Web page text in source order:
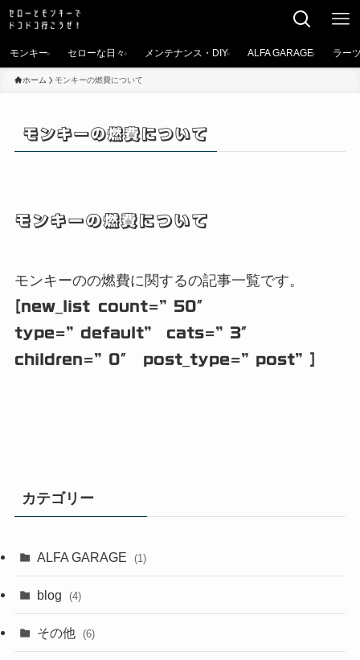
モンキー セローな日々 メンテナンス・DIY ALFA GARAGE ラー
ホーム モンキーの燃費について
モンキーの燃費について
モンキーの燃費について
モンキーのの燃費に関するの記事一覧です。
[new_list count=”50″
type=”default” cats=”3″
children=”0″ post_type=”post”]
カテゴリー
ALFA GARAGE (1)
blog (4)
その他 (6)